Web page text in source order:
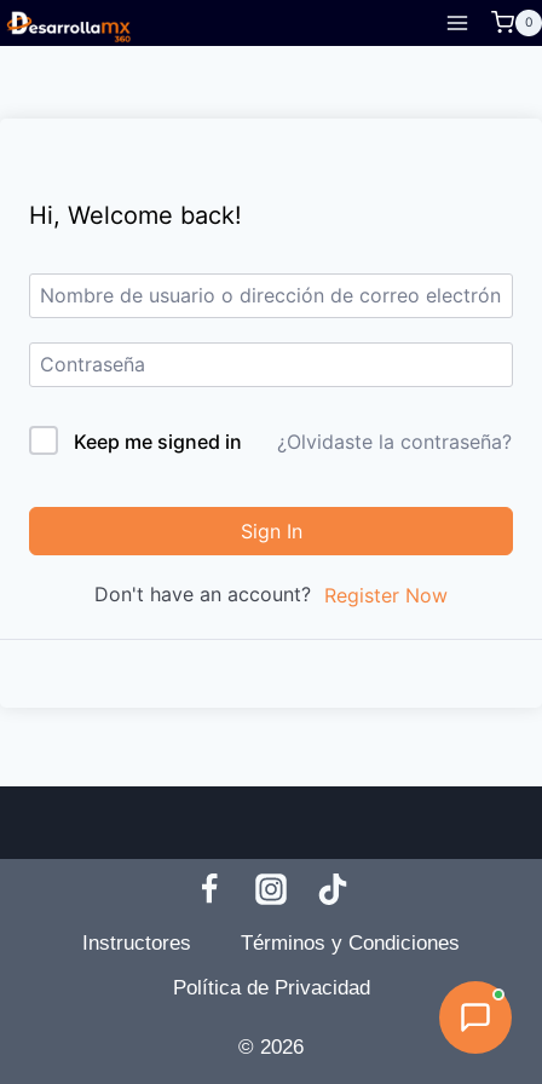
Skip
to
0
Hi, Welcome back!
Keep me signed in ¿Olvidaste la contraseña?
Sign In
Don't have an account? Register Now
Instructores
Términos y Condiciones
Política de Privacidad
© 2026